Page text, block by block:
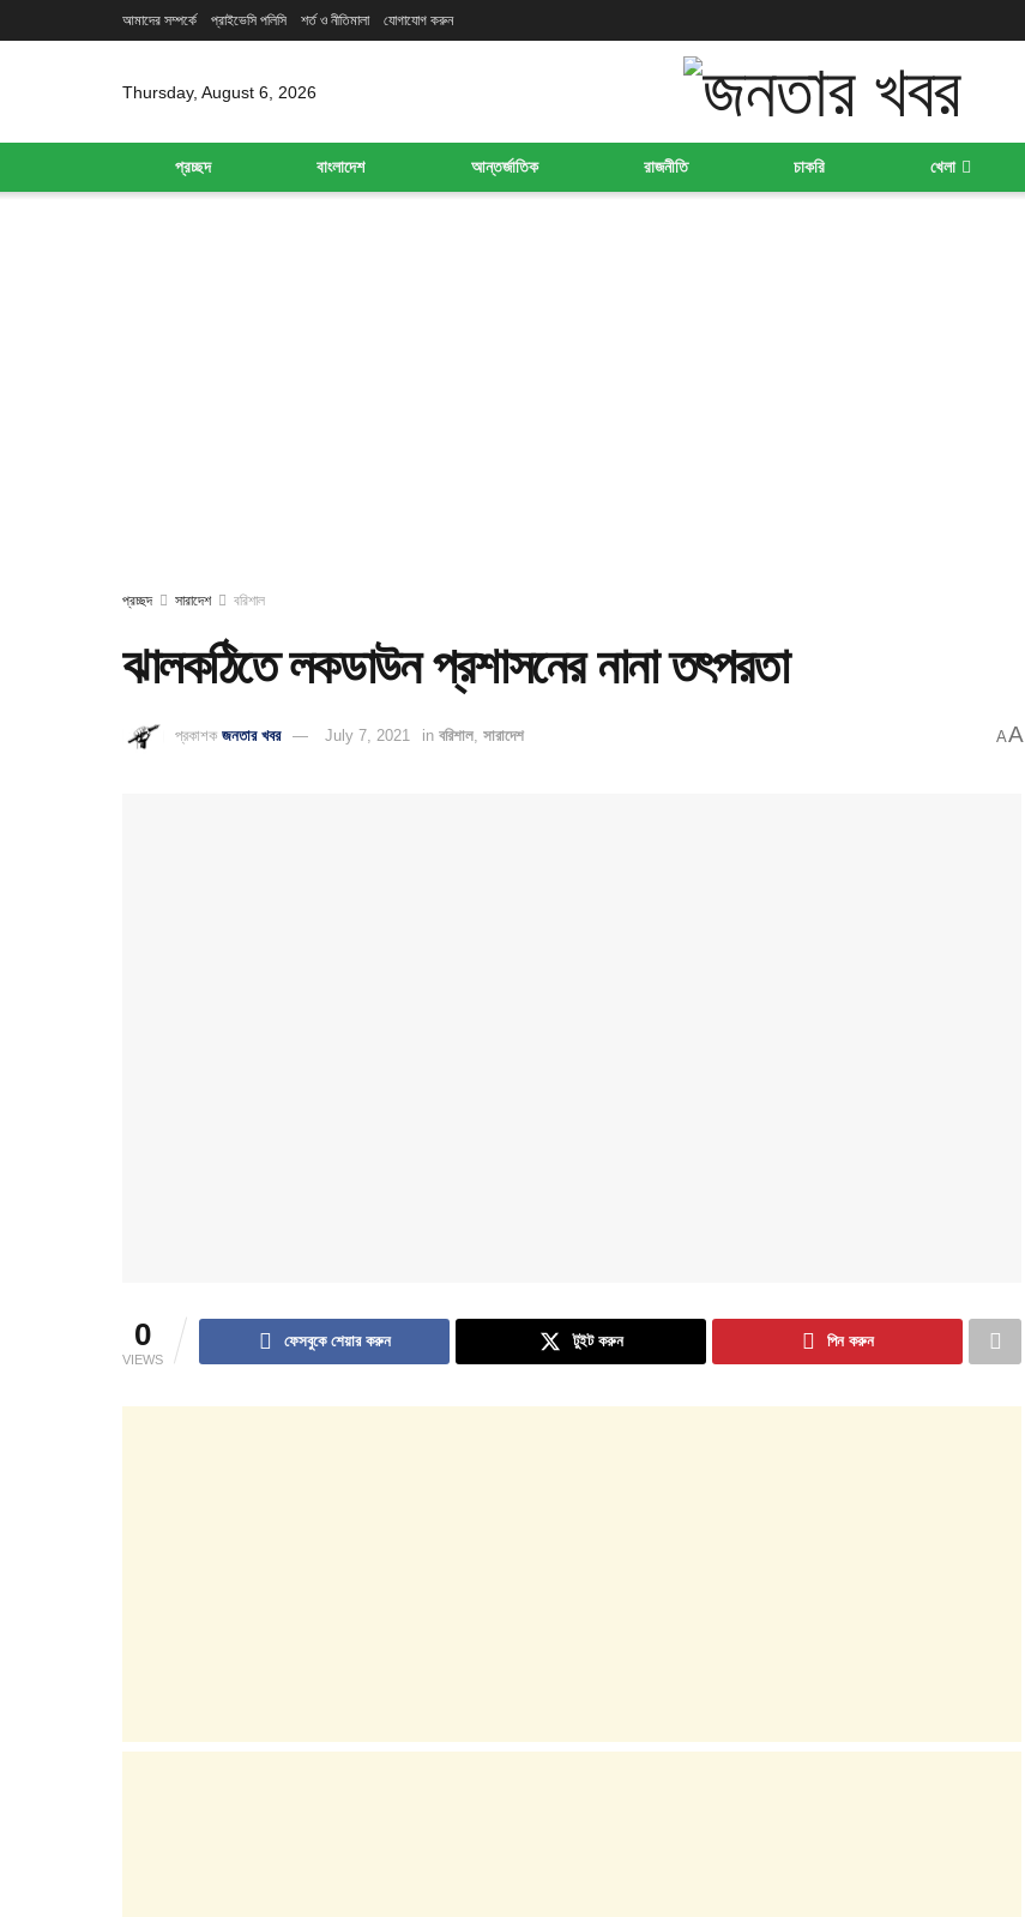
আমাদের সম্পর্কে প্রাইভেসি পলিসি শর্ত ও নীতিমালা যোগাযোগ করুন
Thursday, August 6, 2026
প্রচ্ছদ বাংলাদেশ আন্তর্জাতিক রাজনীতি চাকরি খেলা
প্রচ্ছদ সারাদেশ বরিশাল
ঝালকঠিতে লকডাউন প্রশাসনের নানা তৎপরতা
প্রকাশক জনতার খবর July 7, 2021 in বরিশাল সারাদেশ AA
0
VIEWS
ফেসবুকে শেয়ার করুন টুইট করুন পিন করুন